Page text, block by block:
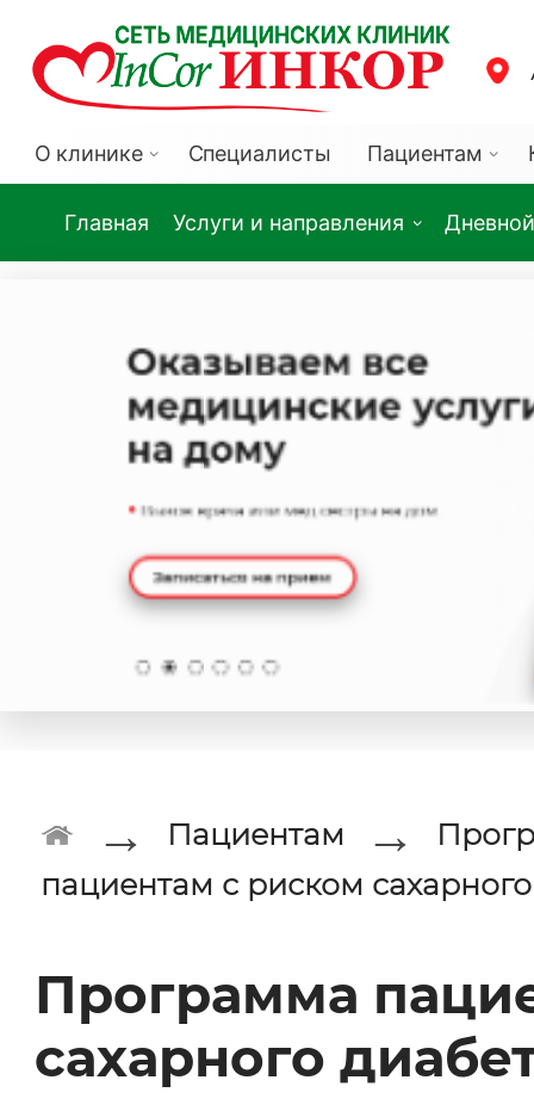
О клинике Специалисты Пациентам
Главная Услуги и направления
→ Пациентам →
пациентам с риском
Программа
сахарного